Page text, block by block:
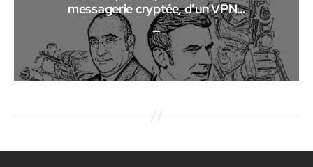
→
messagerie cryptée, d’un VPN…